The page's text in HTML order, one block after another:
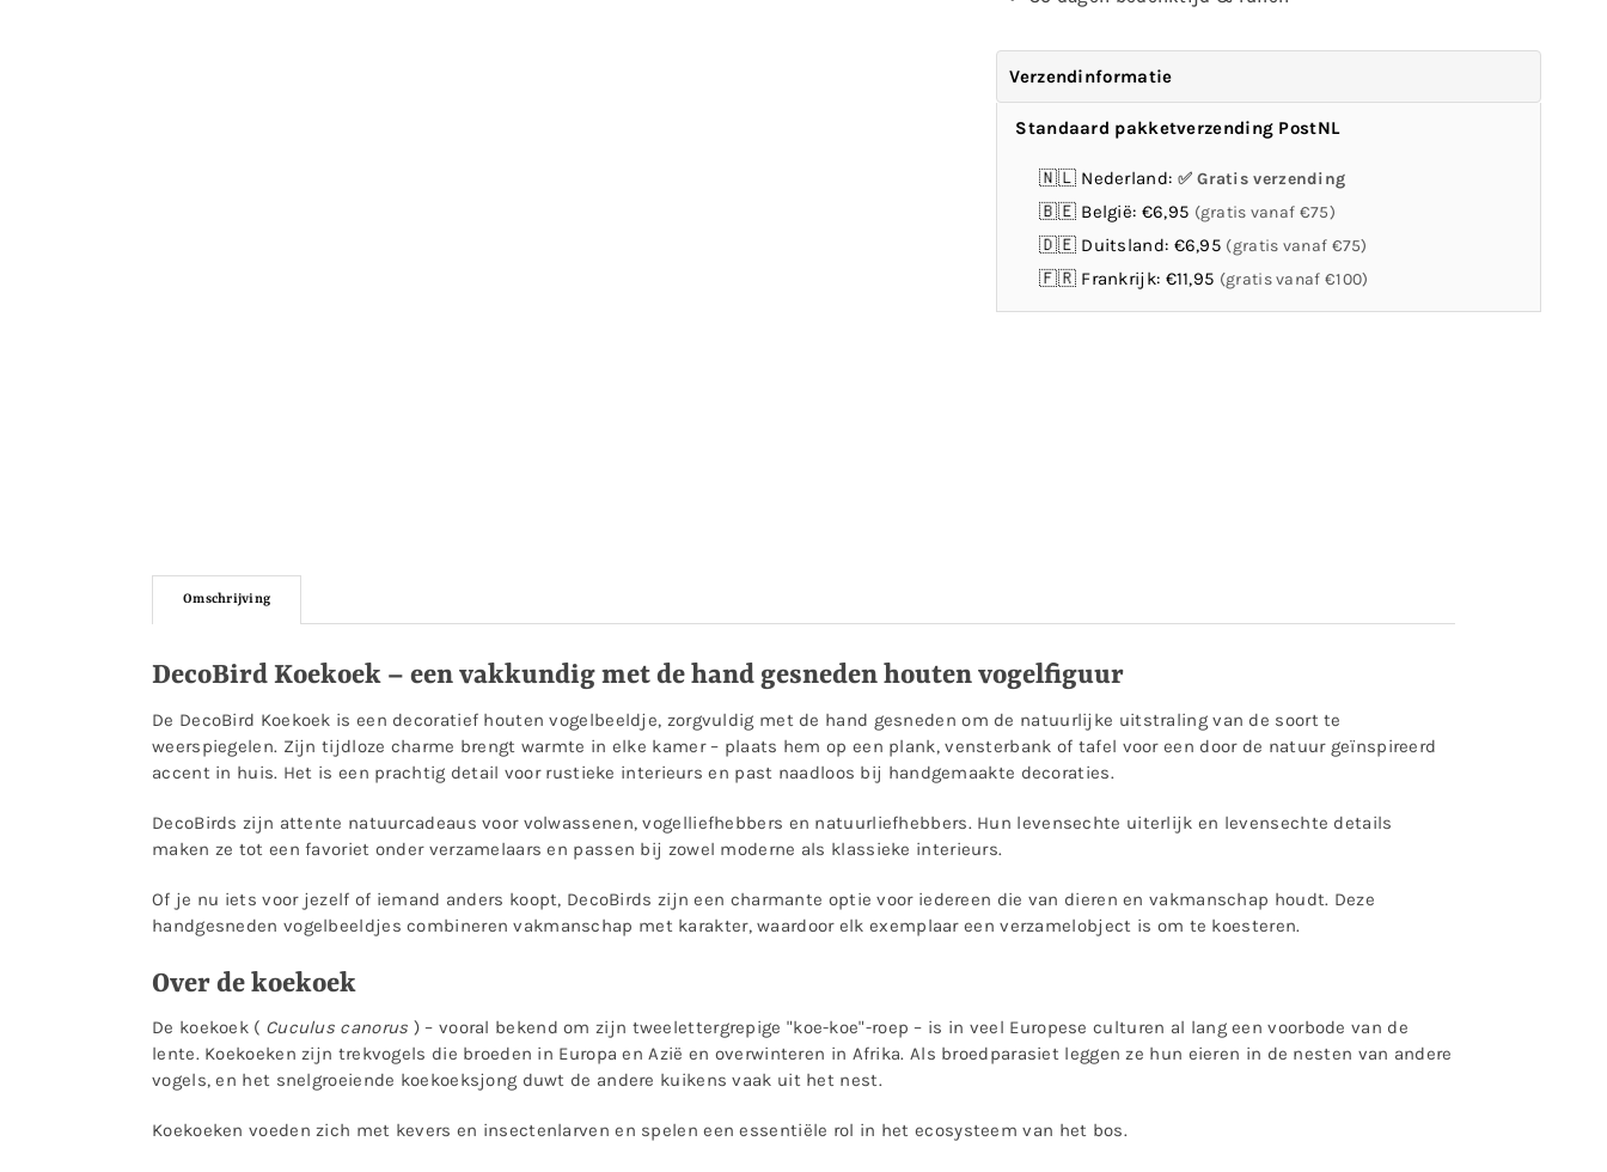
Verzendinformatie
Standaard pakketverzending PostNL
🇳🇱 Nederland: Gratis verzending
🇧🇪 België: €6,95 (gratis vanaf €75)
🇩🇪 Duitsland: €6,95 (gratis vanaf €75)
🇫🇷 Frankrijk: €11,95 (gratis vanaf €100)
Omschrijving
DecoBird Koekoek – een vakkundig met de hand gesneden houten vogelfiguur
De DecoBird Koekoek is een decoratief houten vogelbeeldje, zorgvuldig met de hand gesneden om de natuurlijke uitstraling van de soort te
weerspiegelen. Zijn tijdloze charme brengt warmte in elke kamer – plaats hem op een plank, vensterbank of tafel voor een door de natuur geïnspireerd
accent in huis. Het is een prachtig detail voor rustieke interieurs en past naadloos bij handgemaakte decoraties.
DecoBirds zijn attente natuurcadeaus voor volwassenen, vogelliefhebbers en natuurliefhebbers. Hun levensechte uiterlijk en levensechte details
maken ze tot een favoriet onder verzamelaars en passen bij zowel moderne als klassieke interieurs.
Of je nu iets voor jezelf of iemand anders koopt, DecoBirds zijn een charmante optie voor iedereen die van dieren en vakmanschap houdt. Deze
handgesneden vogelbeeldjes combineren vakmanschap met karakter, waardoor elk exemplaar een verzamelobject is om te koesteren.
Over de koekoek
De koekoek ( Cuculus canorus ) – vooral bekend om zijn tweelettergrepige "koe-koe"-roep – is in veel Europese culturen al lang een voorbode van de
lente. Koekoeken zijn trekvogels die broeden in Europa en Azië en overwinteren in Afrika. Als broedparasiet leggen ze hun eieren in de nesten van andere
vogels, en het snelgroeiende koekoeksjong duwt de andere kuikens vaak uit het nest.
Koekoeken voeden zich met kevers en insectenlarven en spelen een essentiële rol in het ecosysteem van het bos.